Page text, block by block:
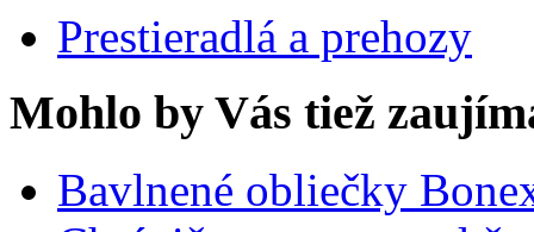
Prestieradlá a prehozy
Mohlo by Vás tiež
Bavlnené obliečky